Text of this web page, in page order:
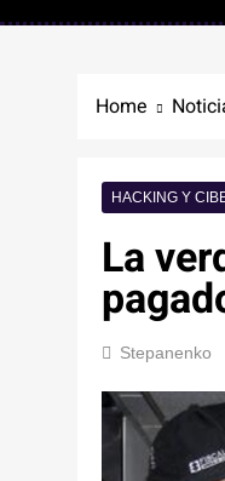
Home
HACKING Y
La
Stepanenko